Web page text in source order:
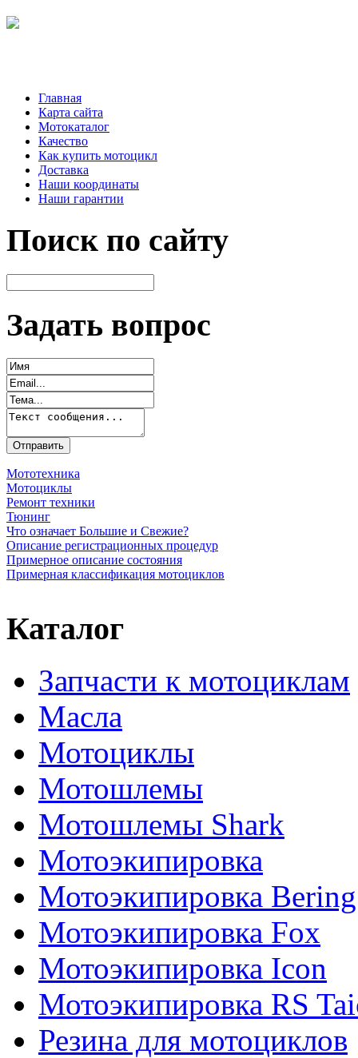
Главная
Карта сайта
Мотокаталог
Качество
Как купить мотоцикл
Доставка
Наши координаты
Наши гарантии
Поиск по сайту
Задать вопрос
Мототехника
Мотоциклы
Ремонт техники
Тюнинг
Что означает Большие и Свежие?
Описание регистрационных процедур
Примерное описание состояния
Примерная классификация мотоциклов
Каталог
Запчасти к мотоциклам
Масла
Мотоциклы
Мотошлемы
Мотошлемы Shark
Мотоэкипировка
Мотоэкипировка Bering
Мотоэкипировка Fox
Мотоэкипировка Icon
Мотоэкипировка RS
Резина для мотоциклов